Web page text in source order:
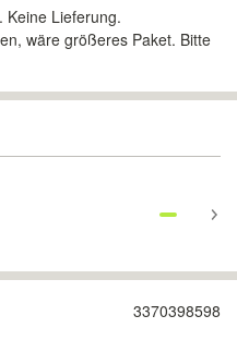
Keine Lieferung.
wäre größeres Paket. Bitte
3370398598